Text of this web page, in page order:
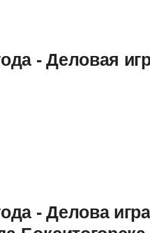
- Деловая
- Делова